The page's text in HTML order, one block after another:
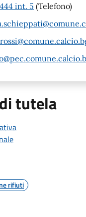
int. 5 (Telefono)
tutela
rifiuti